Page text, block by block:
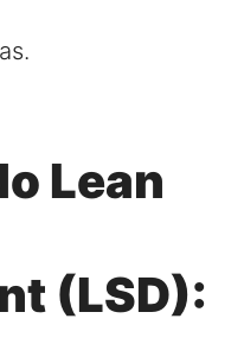
Lean
(LSD):